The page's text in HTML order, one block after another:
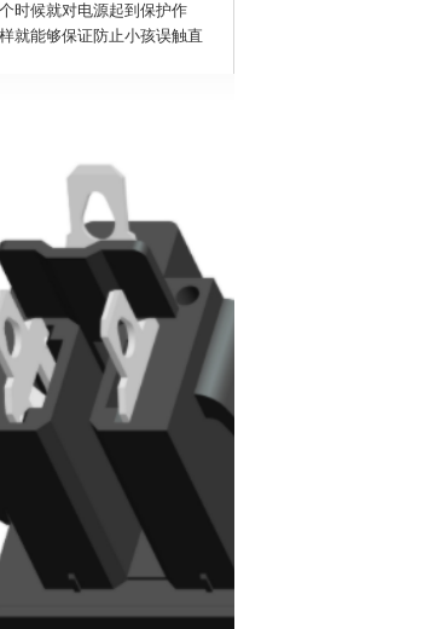
时候就对电源起到保护作
就能够保证防止小孩误触直